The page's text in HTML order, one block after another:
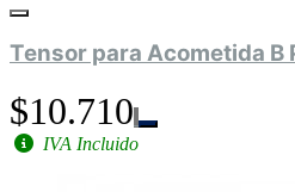
Tensor para Acometida B
$10.710
IVA Incluido